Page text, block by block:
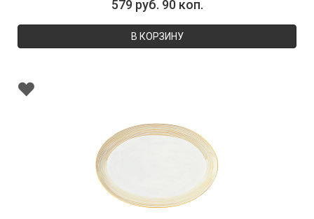
579 руб. 90 коп.
В КОРЗИНУ